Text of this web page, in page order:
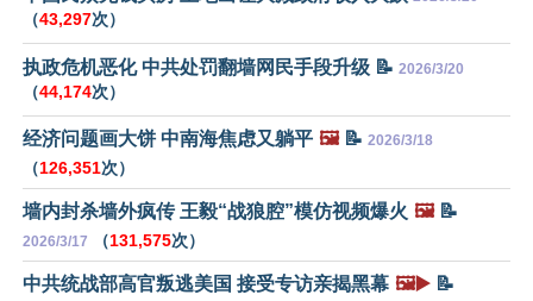
（43,297次）
执政危机恶化 中共处罚翻墙网民手段升级 📝 2026/3/20
（44,174次）
经济问题画大饼 中南海焦虑又躺平 🖼️📝 2026/3/18
（126,351次）
墙内封杀墙外疯传 王毅“战狼腔”模仿视频爆火 🖼️📝
2026/3/17 （131,575次）
中共统战部高官叛逃美国 接受专访亲揭黑幕 🖼️▶️ 📝